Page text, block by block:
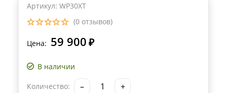
Артикул: WP30XT
(0 отзывов)
Цена: 59 900 ₽
В наличии
Количество: – +